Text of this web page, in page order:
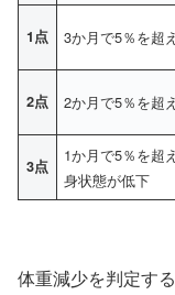
1点 3か月で5％を超
2点 2か月で5％を超
3点
1か月で5％を超
身状態が低下
体重減少を判定す